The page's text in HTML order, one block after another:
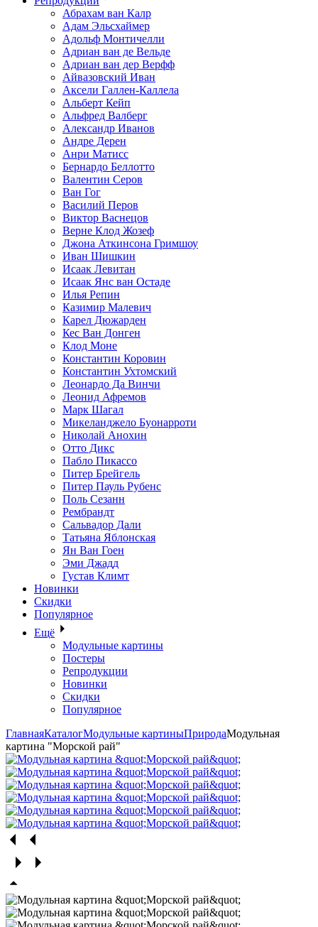
Абрахам ван Калр
Адам Эльсхаймер
Адольф Монтичелли
Адриан ван де Вельде
Адриан ван дер Верфф
Айвазовский Иван
Аксели Галлен-Каллела
Альберт Кейп
Альфред Валберг
Александр Иванов
Андре Дерен
Анри Матисс
Бернардо Беллотто
Валентин Серов
Ван Гог
Василий Перов
Виктор Васнецов
Верне Клод Жозеф
Джона Аткинсона Гримшоу
Иван Шишкин
Исаак Левитан
Исаак Янс ван Остаде
Илья Репин
Казимир Малевич
Карел Дюжарден
Кес Ван Донген
Клод Моне
Константин Коровин
Константин Ухтомский
Леонардо Да Винчи
Леонид Афремов
Марк Шагал
Микеланджело Буонарроти
Николай Анохин
Отто Дикс
Пабло Пикассо
Питер Брейгель
Питер Пауль Рубенс
Поль Сезанн
Рембрандт
Сальвадор Дали
Татьяна Яблонская
Ян Ван Гоен
Эми Джадд
Густав Климт
Новинки
Скидки
Популярное
Ещё
Модульные картины
Постеры
Репродукции
Новинки
Скидки
Популярное
ГлавнаяКаталогМодульные картиныПриродаМодульная
картина "Морской рай"